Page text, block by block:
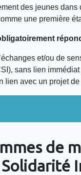
des jeunes
une première
et/ou de
sans lien
lien avec un projet
de
Solidarité